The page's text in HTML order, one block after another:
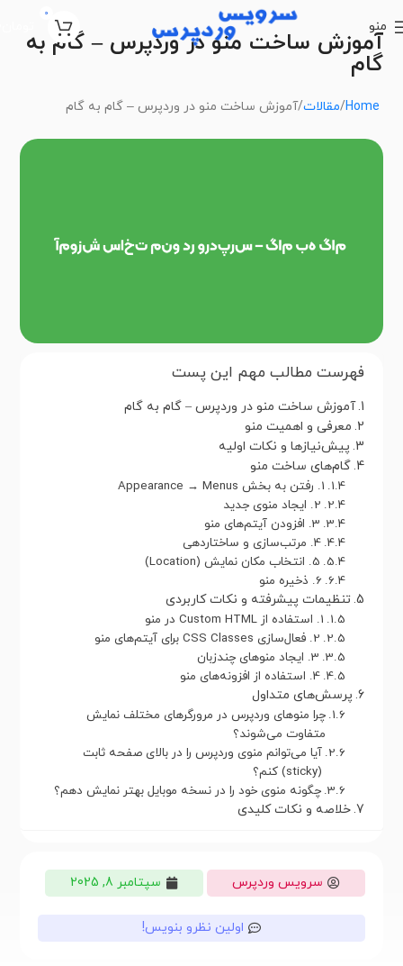
منو
0
آموزش ساخت منو در وردپرس – گام به
گام
Home مقالات آموزش ساخت منو در وردپرس – گام به گام
فهرست مطالب مهم این پست
آموزش ساخت منو در وردپرس – گام به گام
معرفی و اهمیت منو
پیش‌نیازها و نکات اولیه
گام‌های ساخت منو
1. رفتن به بخش Appearance → Menus
2. ایجاد منوی جدید
3. افزودن آیتم‌های منو
4. مرتب‌سازی و ساختاردهی
5. انتخاب مکان نمایش (Location)
6. ذخیره منو
تنظیمات پیشرفته و نکات کاربردی
1. استفاده از Custom HTML در منو
2. فعال‌سازی CSS Classes برای آیتم‌های منو
3. ایجاد منوهای چندزبان
4. استفاده از افزونه‌های منو
پرسش‌های متداول
چرا منوهای وردپرس در مرورگرهای مختلف نمایش
متفاوت می‌شوند؟
آیا می‌توانم منوی وردپرس را در بالای صفحه ثابت
(sticky) کنم؟
چگونه منوی خود را در نسخه موبایل بهتر نمایش دهم؟
خلاصه و نکات کلیدی
سرویس وردپرس سپتامبر 8, 2025
اولین نظرو بنویس!